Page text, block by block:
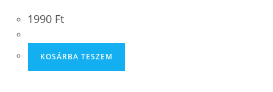
1990 Ft
KOSÁRBA TESZEM